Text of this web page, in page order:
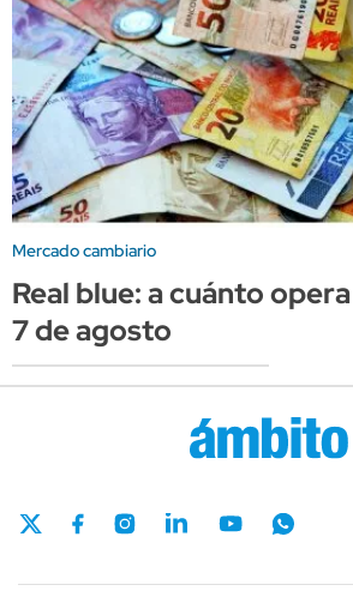
Mercado cambiario
Real blue: a cuánto
7 de agosto